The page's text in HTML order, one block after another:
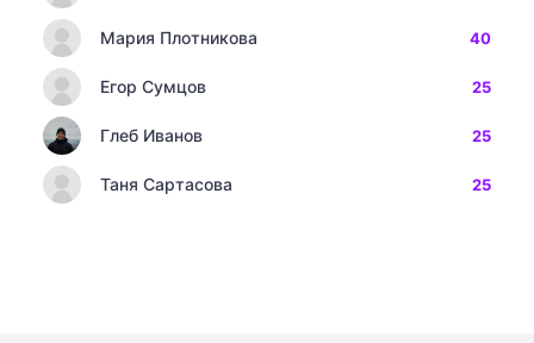
Мария Плотникова 40
Егор Сумцов 25
Глеб Иванов 25
Таня Сартасова 25